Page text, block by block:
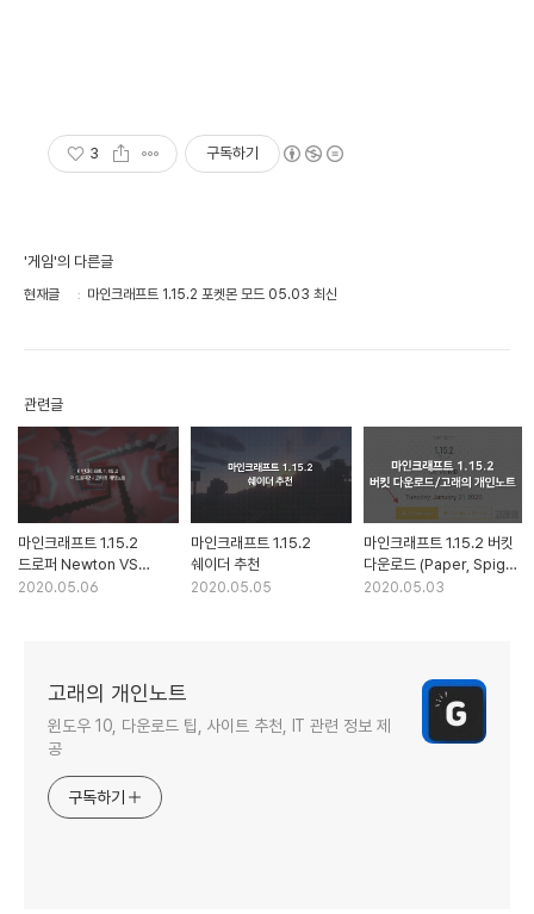
3 구독하기
'게임'의 다른글
현재글 마인크래프트 1.15.2 포켓몬 모드 05.03 최신
관련글
마인크래프트 1.15.2
드로퍼 Newton VS
Darwin
2020.05.06
마인크래프트 1.15.2
쉐이더 추천
2020.05.05
마인크래프트 1.15.2 버킷
다운로드 (Paper, Spigot,
Craftbukkit)
2020.05.03
고래의 개인노트
윈도우 10, 다운로드 팁, 사이트 추천, IT 관련 정보 제
공
구독하기